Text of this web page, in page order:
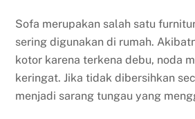
Sofa merupakan salah satu
sering digunakan di rumah.
kotor karena terkena debu, noda
keringat. Jika tidak dibersihkan
menjadi sarang tungau yang